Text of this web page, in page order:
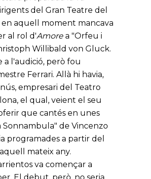
del Gran Teatre del
en aquell moment mancava
al rol d'Amorea "Orfeu i
Willibald von Gluck.
a l'audició, però fou
Ferrari. Allà hi havia,
empresari del Teatro
el qual, veient el seu
que cantés en unes
Sonnambula" de Vincenzo
programades a partir del
mateix any.
va començar a